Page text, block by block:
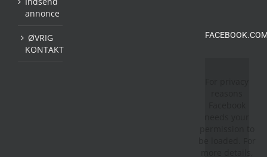
annonce
ØVRIG
KONTAKT